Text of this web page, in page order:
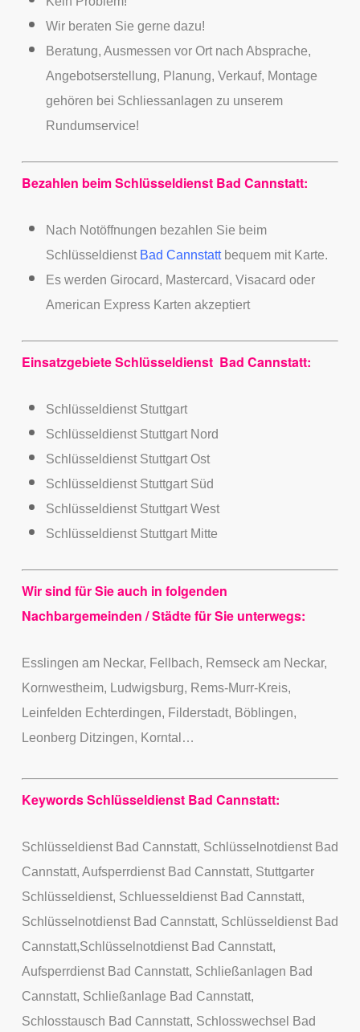
Wir beraten Sie gerne dazu!
Beratung, Ausmessen vor Ort nach Absprache,
Angebotserstellung, Planung, Verkauf, Montage
gehören bei Schliessanlagen zu unserem
Rundumservice!
Bezahlen beim Schlüsseldienst Bad Cannstatt:
Nach Notöffnungen bezahlen Sie beim
Schlüsseldienst Bad Cannstattbequem mit Karte.
Es werden Girocard, Mastercard, Visacard oder
American Express Karten akzeptiert
Einsatzgebiete Schlüsseldienst Bad Cannstatt:
Schlüsseldienst Stuttgart
Schlüsseldienst Stuttgart Nord
Schlüsseldienst Stuttgart Ost
Schlüsseldienst Stuttgart Süd
Schlüsseldienst Stuttgart West
Schlüsseldienst Stuttgart Mitte
Wir sind für Sie auch in folgenden
Nachbargemeinden / Städte für Sie unterwegs:
Esslingen am Neckar, Fellbach, Remseck am Neckar,
Kornwestheim, Ludwigsburg, Rems-Murr-Kreis,
Leinfelden Echterdingen, Filderstadt, Böblingen,
Leonberg Ditzingen, Korntal…
Keywords Schlüsseldienst Bad Cannstatt:
Schlüsseldienst Bad Cannstatt, Schlüsselnotdienst Bad
Cannstatt, Aufsperrdienst Bad Cannstatt, Stuttgarter
Schlüsseldienst, Schluesseldienst Bad Cannstatt,
Schlüsselnotdienst Bad Cannstatt, Schlüsseldienst Bad
Cannstatt,Schlüsselnotdienst Bad Cannstatt,
Aufsperrdienst Bad Cannstatt, Schließanlagen Bad
Cannstatt, Schließanlage Bad Cannstatt,
Schlosstausch Bad Cannstatt, Schlosswechsel Bad